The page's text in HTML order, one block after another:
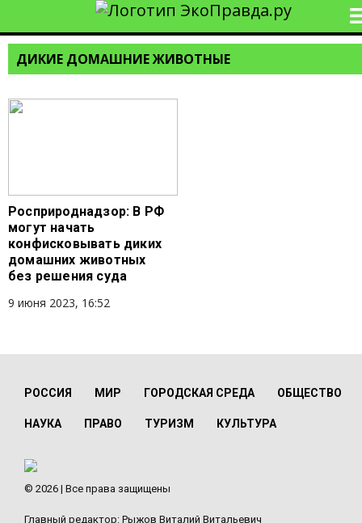
ДИКИЕ ДОМАШНИЕ ЖИВОТНЫЕ
Росприроднадзор: В РФ
могут начать
конфисковывать диких
домашних животных
без решения суда
9 июня 2023, 16:52
РОССИЯ МИР ГОРОДСКАЯ СРЕДА ОБЩЕСТВО
НАУКА ПРАВО ТУРИЗМ КУЛЬТУРА
© 2026 | Все права защищены
Главный редактор: Рыжов Виталий Витальевич